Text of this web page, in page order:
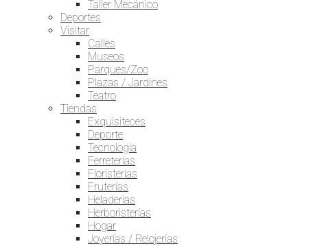
Taller Mecánico
Deportes
Visitar
Calles
Museos
Parques/Zoo
Plazas / Jardines
Teatro
Tiendas
Exquisiteces
Deporte
Tecnología
Ferreterías
Floristerías
Fruterías
Heladerías
Herboristerías
Hogar
Joyerías / Relojerías